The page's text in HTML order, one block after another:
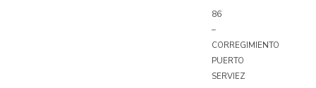
86
–
CORREGIMIENTO
PUERTO
SERVIEZ